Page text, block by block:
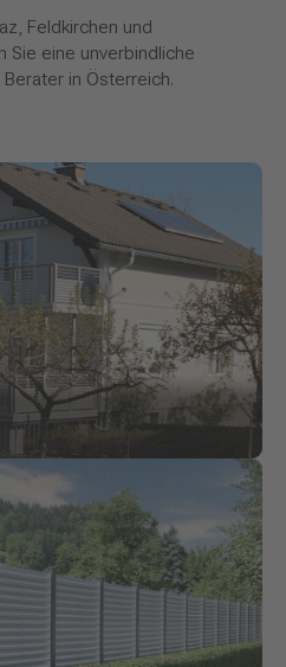
Feldkirchen und
Sie eine unverbindliche
in Österreich.